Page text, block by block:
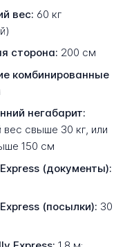
вес: 60 кг
сторона: 200 см
комбинированные
негабарит:
свыше 30 кг, или
150 см
(документы):
(посылки): 30